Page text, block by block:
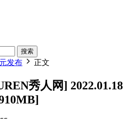
搜索
发布 正文
秀人网] 2022.01.18